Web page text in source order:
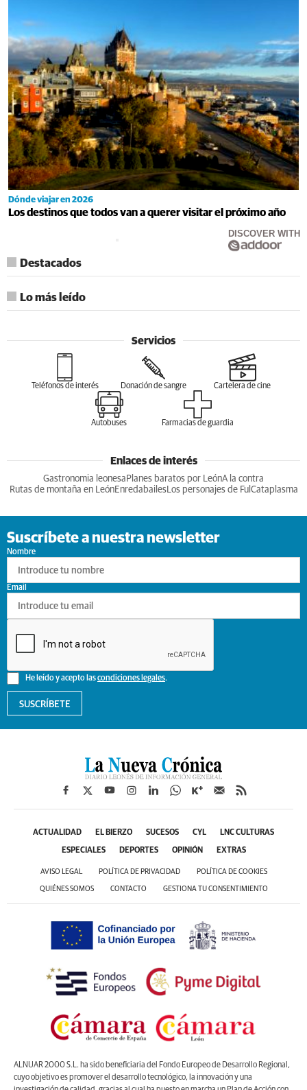
Dónde viajar en 2026
Los destinos que todos van a querer visitar el próximo año
DISCOVER WITH
Destacados
Lo más leído
Servicios
Teléfonos de interés Donación de sangre Cartelera de cine
Autobuses Farmacias de guardia
Enlaces de interés
Gastronomia leonesa Planes baratos por LeónA la contra
Rutas de montaña en LeónEnredabailesLos personajes de Ful Cataplasma
Suscríbete a nuestra newsletter
Nombre
He leído y acepto lascondiciones legales.
Email
SUSCRÍBETE
ACTUALIDAD EL BIERZO SUCESOS CYL LNC CULTURAS
ESPECIALES DEPORTES OPINIÓN EXTRAS
AVISO LEGAL POLÍTICA DE PRIVACIDAD POLÍTICA DE COOKIES
QUIÉNES SOMOS CONTACTO GESTIONA TU CONSENTIMIENTO
ALNUAR 2000 S.L. ha sido beneficiaria del Fondo Europeo de Desarrollo Regional,
cuyo objetivo es promover el desarrollo tecnológico, la innovación y una